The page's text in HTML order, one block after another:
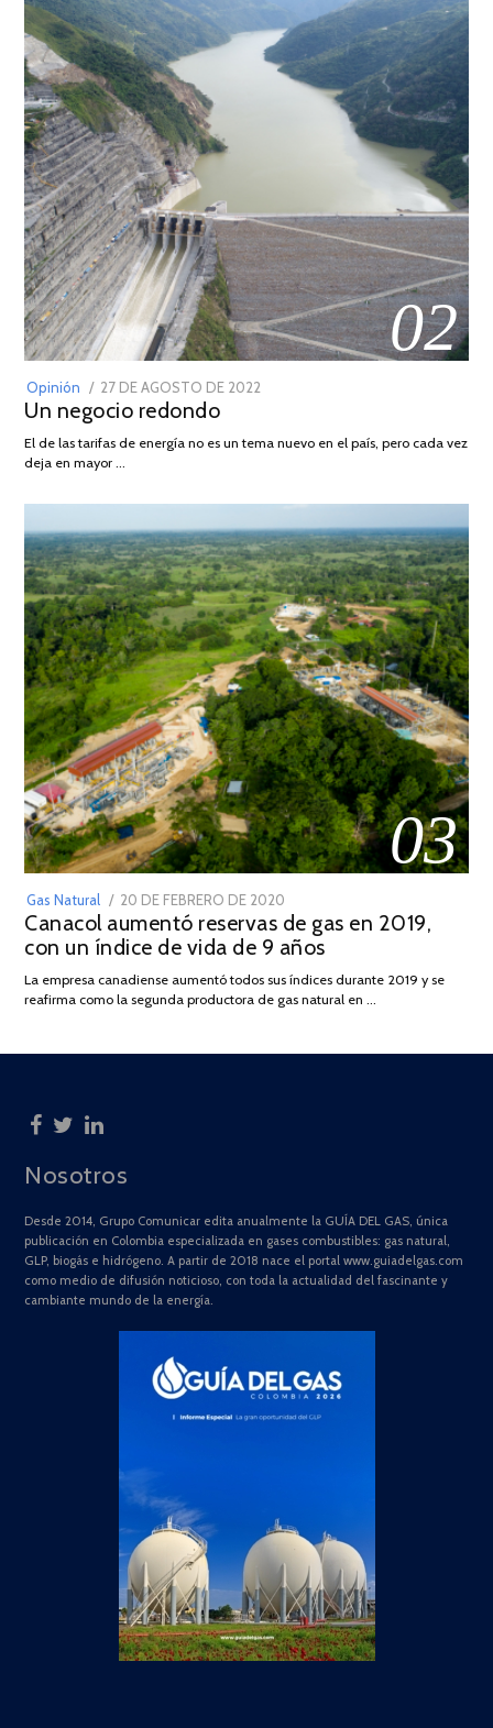
02
Opinión
POSTED
ON
27 DE AGOSTO DE 2022
DE
Un negocio redondo
El de las tarifas de energía no es un tema nuevo en el país, pero cada vez
deja en mayor …
03
Gas Natural
POSTED
ON
20 DE FEBRERO DE 2020
DE
JULIO
2025
Canacol aumentó reservas de gas en 2019,
con un índice de vida de 9 años
La empresa canadiense aumentó todos sus índices durante 2019 y se
reafirma como la segunda productora de gas natural en …
Nosotros
Desde 2014, Grupo Comunicar edita anualmente la GUÍA DEL GAS, única
publicación en Colombia especializada en gases combustibles: gas natural,
GLP, biogás e hidrógeno. A partir de 2018 nace el portal www.guiadelgas.com
como medio de difusión noticioso, con toda la actualidad del fascinante y
cambiante mundo de la energía.